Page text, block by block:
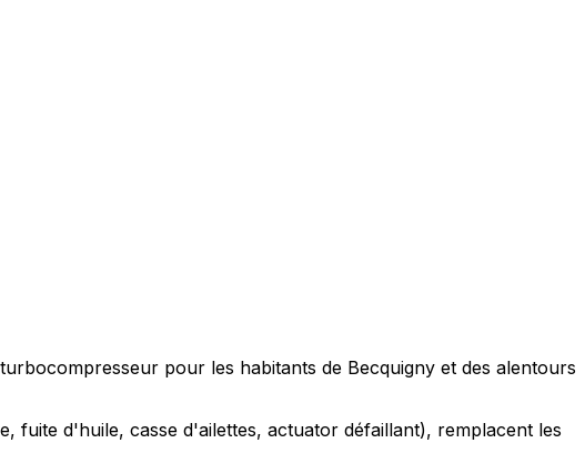
pour les habitants de Becquigny et des alentours
fuite d'huile, casse d'ailettes, actuator défaillant), remplacent les